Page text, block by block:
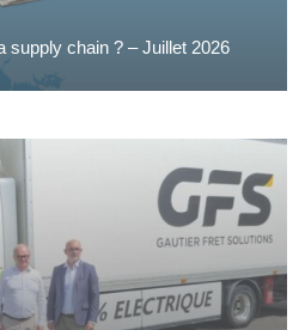
supply chain ? – Juillet 2026